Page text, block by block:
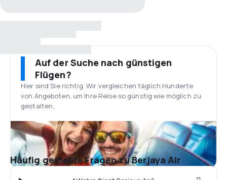
Auf der Suche nach günstigen
Flügen?
Hier sind Sie richtig. Wir vergleichen täglich Hunderte
von Angeboten, um Ihre Reise so günstig wie möglich zu
gestalten.
Häufig gestellte Fragen zu Berjaya Air